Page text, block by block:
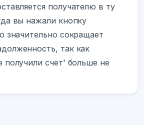
получателю в ту
вы нажали кнопку
значительно сокращает
так как
получили счет' больше не